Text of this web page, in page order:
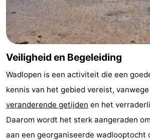
Minigolfbanen
Natuur
Rondleidingen
Sporten
Zwembaden
-
Veiligheid en Begeleiding
Wadlopen is een activiteit die een
kennis van het gebied vereist, vanwege
veranderende getijden en het
Daarom wordt het sterk aangeraden
aan een georganiseerde wadlooptocht